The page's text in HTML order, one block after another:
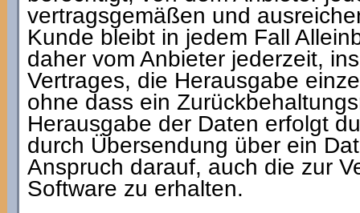
vertragsgemäßen und
Kunde bleibt in jedem Fall
daher vom Anbieter jederzeit,
Vertrages, die Herausgabe
ohne dass ein
Herausgabe der Daten erfolgt
durch Übersendung über ein
Anspruch darauf, auch die zur
Software zu erhalten.